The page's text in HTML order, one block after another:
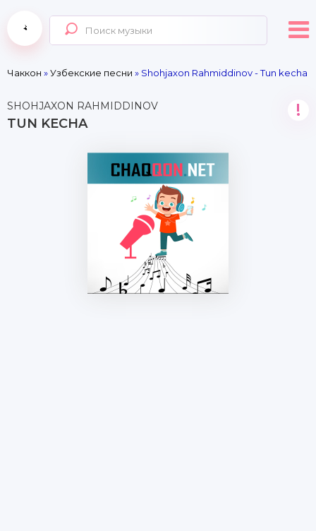
Чаккон »Узбекские песни » Shohjaxon Rahmiddinov - Tun kecha
SHOHJAXON RAHMIDDINOV
TUN KECHA
!